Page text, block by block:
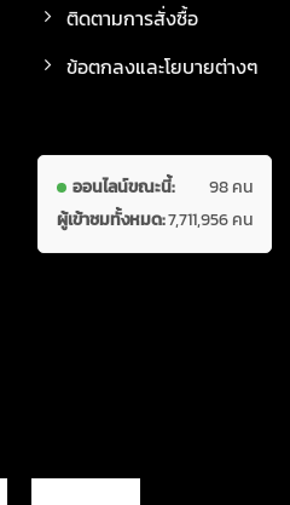
ติดตามการสั่งซื้อ
ข้อตกลงและโยบายต่างๆ
ออนไลน์ขณะนี้:
98 คน
ผู้เข้าชมทั้งหมด:7,711,956 คน